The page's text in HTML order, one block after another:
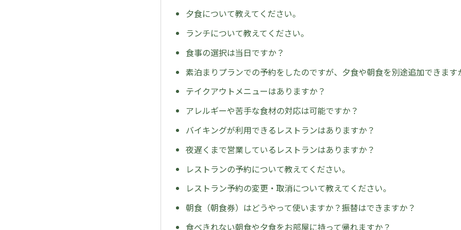
夕食について教えてください。
ランチについて教えてください。
食事の選択は当日ですか？
素泊まりプランでの予約をしたのですが、夕食や朝食を別途追加できます
テイクアウトメニューはありますか？
アレルギーや苦手な食材の対応は可能ですか？
バイキングが利用できるレストランはありますか？
夜遅くまで営業しているレストランはありますか？
レストランの予約について教えてください。
レストラン予約の変更・取消について教えてください。
朝食（朝食券）はどうやって使いますか？振替はできますか？
食べきれない朝食や夕食をお部屋に持って帰れますか？